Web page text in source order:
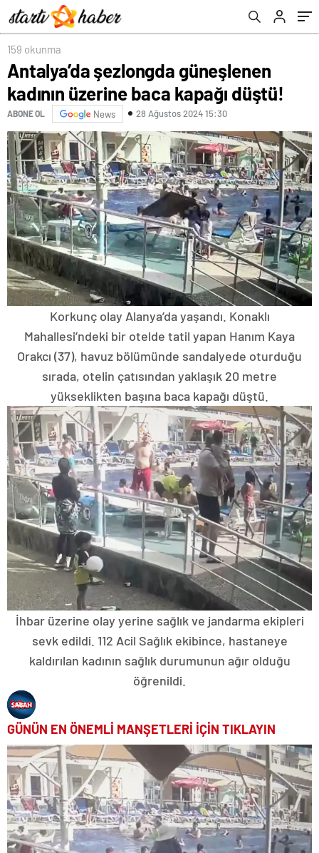
159 okunma
Antalya’da şezlongda güneşlenen
kadının üzerine baca kapağı düştü!
ABONE OL News 28 Ağustos 2024 15:30
Korkunç olay Alanya’da yaşandı. Konaklı
Mahallesi’ndeki bir otelde tatil yapan Hanım Kaya
Orakcı (37), havuz bölümünde sandalyede oturduğu
sırada, otelin çatısından yaklaşık 20 metre
yükseklikten başına baca kapağı düştü.
İhbar üzerine olay yerine sağlık ve jandarma ekipleri
sevk edildi. 112 Acil Sağlık ekibince, hastaneye
kaldırılan kadının sağlık durumunun ağır olduğu
öğrenildi.
GÜNÜN EN ÖNEMLİ MANŞETLERİ İÇİN TIKLAYIN